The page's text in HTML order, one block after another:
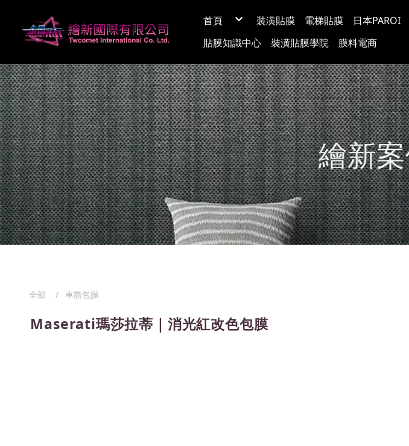
首頁
媒體採訪
展間資訊
裝潢貼膜 電梯貼膜 日本PAROI
貼膜知識中心 裝潢貼膜學院 膜料電商
繪新
Maserati瑪莎拉蒂｜消光紅改色包膜
全部 車體包膜